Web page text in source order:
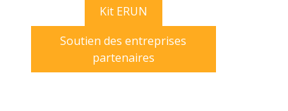
Kit ERUN
Soutien des entreprises
partenaires